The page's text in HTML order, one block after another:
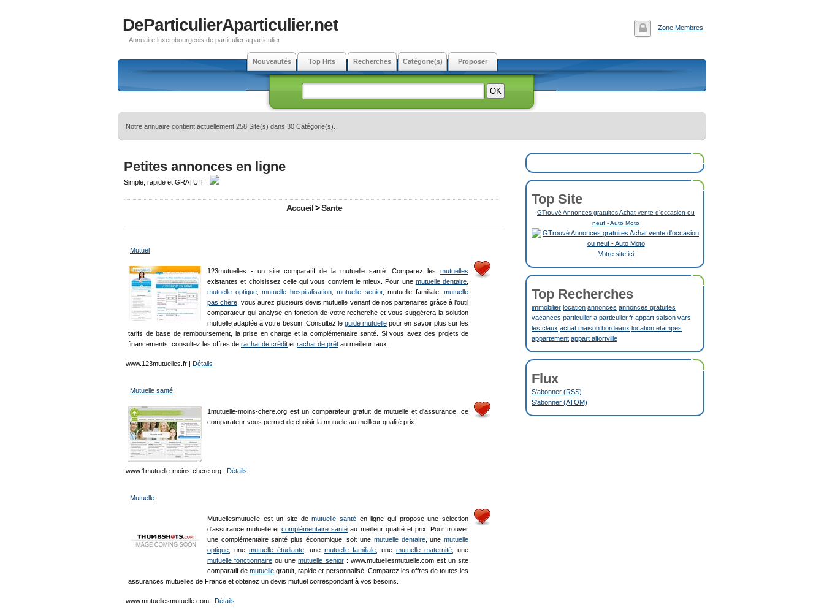
Zone Membres
DeParticulierAparticulier.net
Annuaire luxembourgeois de particulier a particulier
Nouveautés Top Hits Recherches Catégorie(s) Proposer
Notre annuaire contient actuellement 258 Site(s) dans 30 Catégorie(s).
Petites annonces en ligne
Simple, rapide et GRATUIT !
Accueil>Sante
Mutuel
123mutuelles - un site comparatif de la mutuelle santé. Comparez les mutuelles
existantes et choisissez celle qui vous convient le mieux. Pour une mutuelle dentaire
mutuelle optique, mutuelle hospitalisation, mutuelle senior, mutuelle familiale, mutuelle
pas chère , vous aurez plusieurs devis mutuelle venant de nos partenaires grâce à l'outil
comparateur qui analyse en fonction de votre recherche et vous suggérera la solution
mutuelle adaptée à votre besoin. Consultez le guide mutuelle pour en savoir plus sur les
tarifs de base de remboursement, la prise en charge et la complémentaire santé. Si vous avez des projets de
financements, consultez les offres de rachat de crédit et rachat de prêt au meilleur taux.
www.123mutuelles.fr | Détails
Mutuelle santé
1mutuelle-moins-chere.org est un comparateur gratuit de mutuelle et d'assurance, ce
comparateur vous permet de choisir la mutuele au meilleur qualité prix
www.1mutuelle-moins-chere.org | Détails
Mutuelle
Mutuellesmutuelle est un site demutuelle santé en ligne qui propose une sélection
d'assurance mutuelle etcomplémentaire santé au meilleur qualité et prix. Pour trouver
une complémentaire santé plus économique, soit une mutuelle dentaire, unemutuelle
optique , une mutuelle étudiante , une mutuelle familiale , une mutuelle maternité , une
mutuelle fonctionnaire ou unemutuelle senior: www.mutuellesmutuelle.com est un site
comparatif demutuelle gratuit, rapide et personnalisé. Comparez les offres de toutes les
assurances mutuelles de France et obtenez un devis mutuel correspondant à vos besoins.
www.mutuellesmutuelle.com | Détails
Top Site
GTrouvé Annonces gratuites Achat vente d'occasion ou
neuf - Auto Moto
Votre site ici
Top Recherches
immobilier location annonces annonces gratuites
vacances particulier a particulier.fr appart saison vars
les claux achat maison bordeaux location etampes
appartement appart alfortville
Flux
S'abonner (RSS)
S'abonner (ATOM)